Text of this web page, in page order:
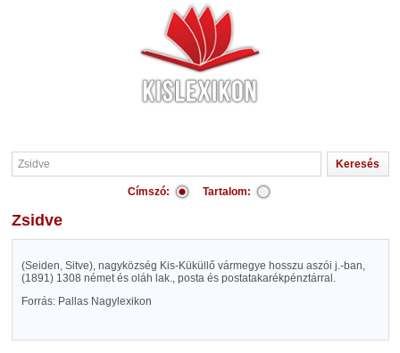
Címszó: Tartalom:
Zsidve
(Seiden, Sitve), nagyközség Kis-Küküllő vármegye hosszu aszói j.-ban,
(1891) 1308 német és oláh lak., posta és postatakarékpénztárral.
Forrás: Pallas Nagylexikon